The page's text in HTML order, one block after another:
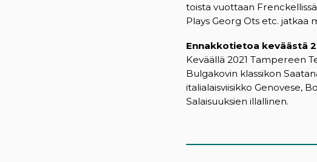
toista vuottaan
Plays Georg Ots etc. jatkaa
Ennakkotietoa keväästä
Keväällä 2021 Tampereen
Bulgakovin klassikon
italialaisviisikko Genovese,
Salaisuuksien illallinen.